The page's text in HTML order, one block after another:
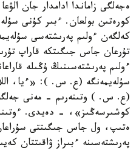
ەجەلگى زاماندا ادامدار جان
كورەتىن بولعان. ءبىر كۇنى
كەلگەن ءولىم پەرىشتەسى
تۇرعان جاس جىگىتكە قاراپ
ءولىم پەرىشتەسىنىڭ ۇڭىلە
سۇلەيمەنگە (ع. س. ): «ءيا،
(ع. س. ) وتىنەرىم - مەنى جەلگە
كوشىرسەڭىز»، - دەيدى.
ەتىپ، ول جاس جىگىتتى
پەرىشتەسىنە ءبىراز ۋاقىتتان